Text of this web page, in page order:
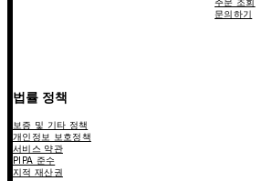
문의하기
법률 정책
보증 및 기타 정책
개인정보 보호정책
서비스 약관
PIPA 준수
지적 재산권